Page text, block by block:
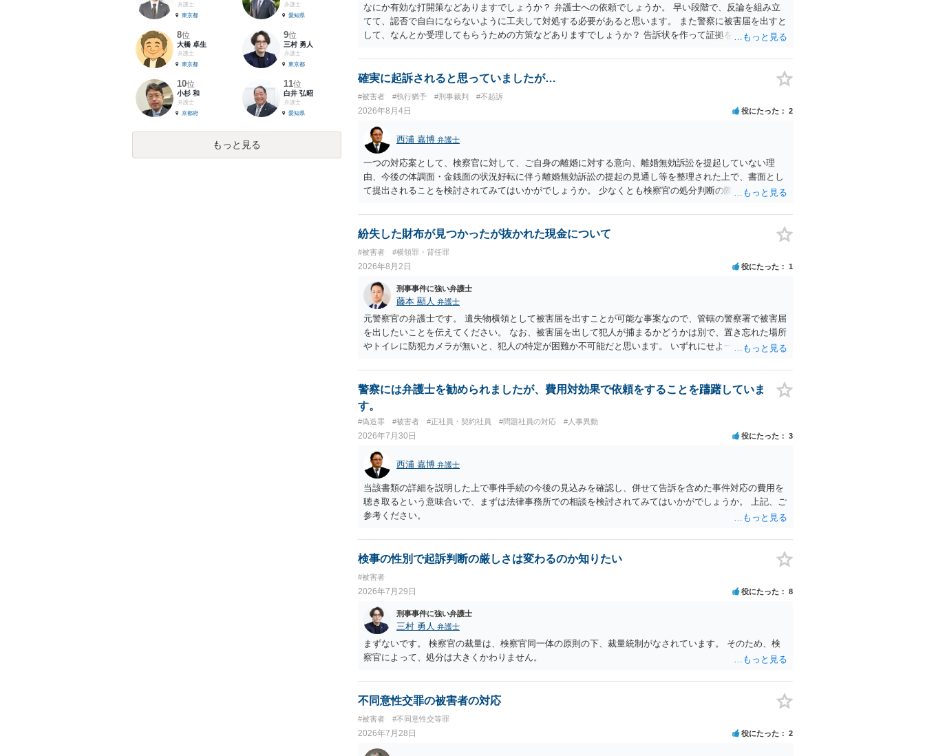
なにか有効な打開策などありますでしょうか？ 弁護士への依頼でしょうか。 早い段階で、反論を組み立
てて、認否で自白にならないように工夫して対処する必要があると思います。 また警察に被害届を出すと
して、なんとか受理してもらうための方策などありますでしょうか？ 告訴状を作って証拠をそろえて出す
確実に起訴されると思っていましたが…
#被害者 #執行猶予 #刑事裁判 #不起訴
2026年8月4日 役にたった 2
西浦 嘉博 弁護士
一つの対応案として、検察官に対して、ご自身の離婚に対する意向、離婚無効訴訟を提起していない理
由、今後の体調面・金銭面の状況好転に伴う離婚無効訴訟の提起の見通し等を整理された上で、書面とし
て提出されることを検討されてみてはいかがでしょうか。 少なくとも検察官の処分判断の際、相談者さん
合、最寄りの法律事務所での相談を検討ください
紛失した財布が見つかったが抜かれた現金について
#被害者 #横領罪・背任罪
2026年8月2日 役にたった 1
刑事事件に強い弁護士
藤本 顯人 弁護士
元警察官の弁護士です。 遺失物横領として被害届を出すことが可能な事案なので、管轄の警察署で被害届
を出したいことを伝えてください。 なお、被害届を出して犯人が捕まるかどうかは別で、置き忘れた場所
やトイレに防犯カメラが無いと、犯人の特定が困難か不可能だと思います。 いずれにせよ一度対応を求め
警察には弁護士を勧められましたが、費用対効果で依頼をすることを躊躇していま
す。
#偽造罪 #被害者 #正社員・契約社員 #問題社員の対応 #人事異動
2026年7月30日 役にたった 3
西浦 嘉博 弁護士
当該書類の詳細を説明した上で事件手続の今後の見込みを確認し、併せて告訴を含めた事件対応の費用を
聴き取るという意味合いで、まずは法律事務所での相談を検討されてみてはいかがでしょうか。 上記、ご
参考ください。
検事の性別で起訴判断の厳しさは変わるのか知りたい
#被害者
2026年7月29日 役にたった 8
刑事事件に強い弁護士
三村 勇人 弁護士
まずないです。 検察官の裁量は、検察官同一体の原則の下、裁量統制がなされています。 そのため、検
察官によって、処分は大きくかわりません。
不同意性交罪の被害者の対応
#被害者 #不同意性交等罪
2026年7月28日 役にたった 2
弁護士
東京都
弁護士
愛知県
8位
大橋 卓生
弁護士
東京都
9位
三村 勇人
弁護士
東京都
10位
小杉 和
弁護士
京都府
11位
白井 弘昭
弁護士
愛知県
もっと見る